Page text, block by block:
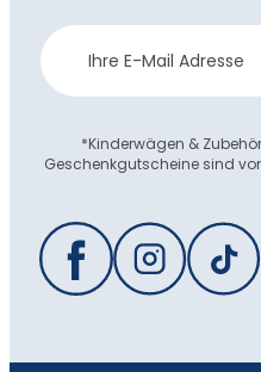
Newsletter
Anmeldung
*Kinderwägen &
Geschenkgutscheine sind